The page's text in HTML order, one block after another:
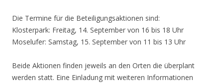
Die Termine für die Beteiligungsaktionen sind:
Klosterpark: Freitag, 14. September von 16 bis 18 Uhr
Moselufer: Samstag, 15. September von 11 bis 13 Uhr
Beide Aktionen finden jeweils an den Orten die überplant
werden statt. Eine Einladung mit weiteren Informationen